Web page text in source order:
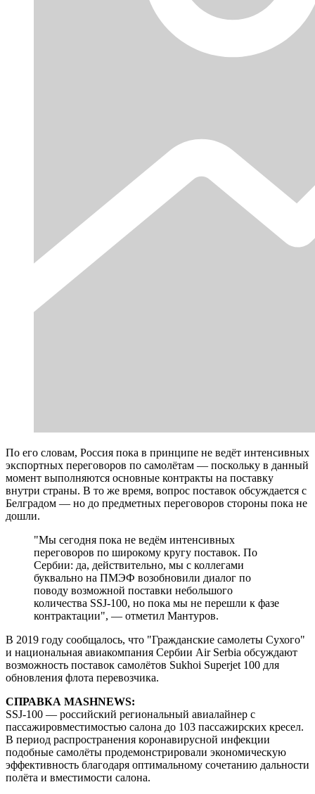
По его словам, Россия пока в принципе не ведёт интенсивных
экспортных переговоров по самолётам — поскольку в данный
момент выполняются основные контракты на поставку
внутри страны. В то же время, вопрос поставок обсуждается с
Белградом — но до предметных переговоров стороны пока не
дошли.
"Мы сегодня пока не ведём интенсивных
переговоров по широкому кругу поставок. По
Сербии: да, действительно, мы с коллегами
буквально на ПМЭФ возобновили диалог по
поводу возможной поставки небольшого
количества SSJ-100, но пока мы не перешли к фазе
контрактации", — отметил Мантуров.
В 2019 году сообщалось, что "Гражданские самолеты Сухого"
и национальная авиакомпания Сербии Air Serbia обсуждают
возможность поставок самолётов Sukhoi Superjet 100 для
обновления флота перевозчика.
СПРАВКА MASHNEWS:
SSJ-100 — российский региональный авиалайнер с
пассажировместимостью салона до 103 пассажирских кресел.
В период распространения коронавирусной инфекции
подобные самолёты продемонстрировали экономическую
эффективность благодаря оптимальному сочетанию дальности
полёта и вместимости салона.